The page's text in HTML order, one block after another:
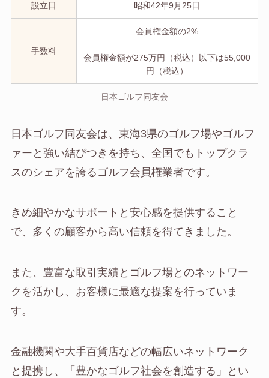
設立日 昭和42年9月25日
手数料
会員権金額の2%
会員権金額が275万円（税込）以下は55,000
円（税込）
日本ゴルフ同友会
日本ゴルフ同友会は、東海3県のゴルフ場やゴルフ
ァーと強い結びつきを持ち、全国でもトップクラ
スのシェアを誇るゴルフ会員権業者です。
きめ細やかなサポートと安心感を提供すること
で、多くの顧客から高い信頼を得てきました。
また、豊富な取引実績とゴルフ場とのネットワー
クを活かし、お客様に最適な提案を行っていま
す。
金融機関や大手百貨店などの幅広いネットワーク
と提携し、「豊かなゴルフ社会を創造する」とい